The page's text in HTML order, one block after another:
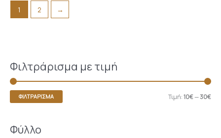
Φιλτράρισμα με τιμή
ΦΙΛΤΡΆΡΙΣΜΑ Τιμή:10€—30€
Φύλλο
1 2 →